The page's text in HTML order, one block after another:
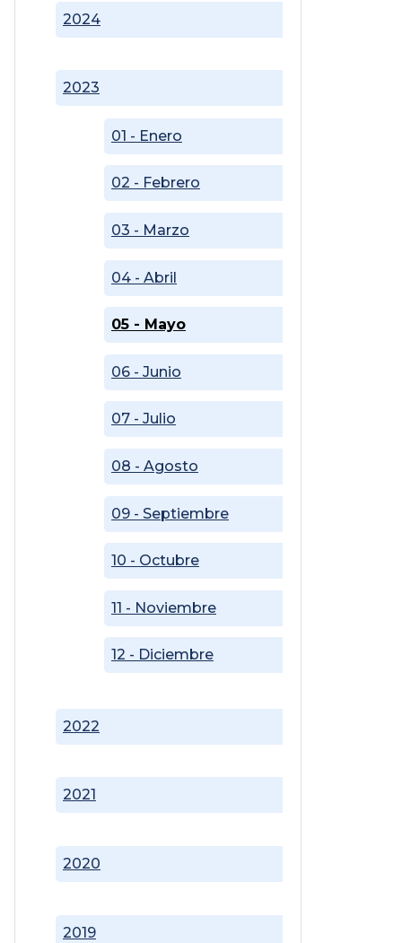
2019
2020
2021
2022
2023
01 - Enero
02 - Febrero
03 - Marzo
04 - Abril
05 - Mayo
06 - Junio
07 - Julio
08 - Agosto
09 - Septiembre
10 - Octubre
11 - Noviembre
12 - Diciembre
2024